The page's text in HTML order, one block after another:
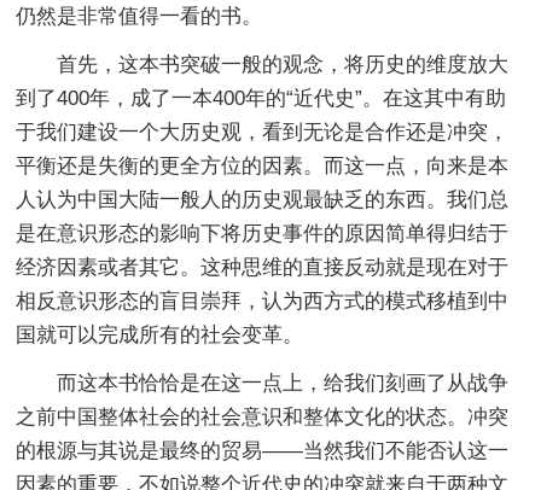
仍然是非常值得一看的书。
首先，这本书突破一般的观念，将历史的维度放大
到了400年，成了一本400年的“近代史”。在这其中有助
于我们建设一个大历史观，看到无论是合作还是冲突，
平衡还是失衡的更全方位的因素。而这一点，向来是本
人认为中国大陆一般人的历史观最缺乏的东西。我们总
是在意识形态的影响下将历史事件的原因简单得归结于
经济因素或者其它。这种思维的直接反动就是现在对于
相反意识形态的盲目崇拜，认为西方式的模式移植到中
国就可以完成所有的社会变革。
而这本书恰恰是在这一点上，给我们刻画了从战争
之前中国整体社会的社会意识和整体文化的状态。冲突
的根源与其说是最终的贸易——当然我们不能否认这一
因素的重要，不如说整个近代史的冲突就来自于两种文